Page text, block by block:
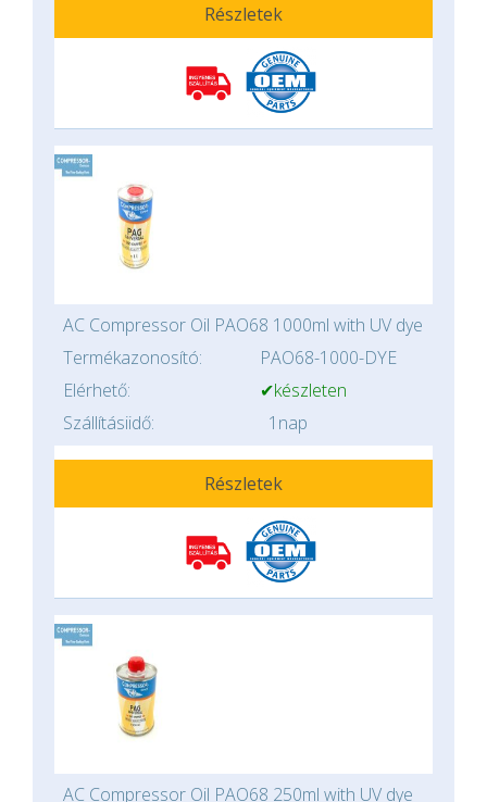
Részletek
AC Compressor Oil PAO68 1000ml with UV dye
Termékazonosító:
PAO68-1000-DYE
Elérhető:
✔készleten
Szállításiidő:
1nap
Részletek
AC Compressor Oil PAO68 250ml with UV dye